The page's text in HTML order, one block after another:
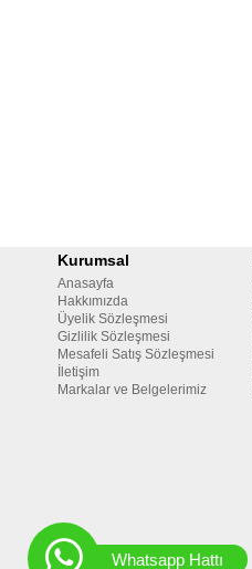
Kurumsal
Anasayfa
Hakkımızda
Üyelik Sözleşmesi
Gizlilik Sözleşmesi
Mesafeli Satış Sözleşmesi
İletişim
Markalar ve Belgelerimiz
Whatsapp Hattı